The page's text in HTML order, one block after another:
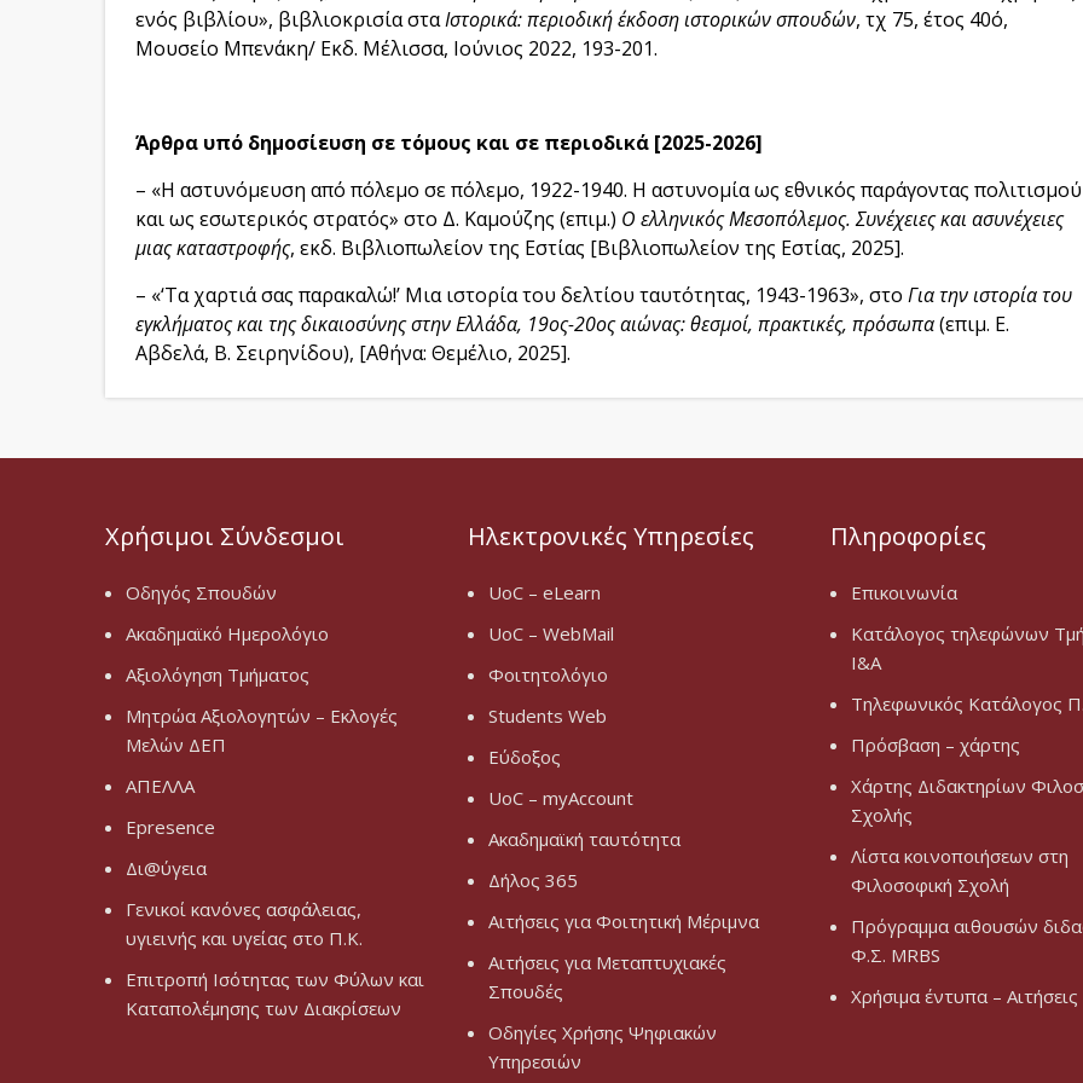
ενός βιβλίου», βιβλιοκρισία σταΙστορικά: περιοδική έκδοση ιστορικών σπουδών, τχ 75, έτος 40ό,
Μουσείο Μπενάκη/ Εκδ. Μέλισσα, Ιούνιος 2022, 193-201.
Άρθρα υπό δημοσίευση σε τόμους και σε περιοδικά [2025-2026]
– «Η αστυνόμευση από πόλεμο σε πόλεμο, 1922-1940. Η αστυνομία ως εθνικός παράγοντας πολιτισμού
και ως εσωτερικός στρατός» στο Δ. Καμούζης (επιμ.) Ο ελληνικός Μεσοπόλεμος. Συνέχειες και ασυνέχειες
μιας καταστροφής, εκδ. Βιβλιοπωλείον της Εστίας [Βιβλιοπωλείον της Εστίας, 2025].
– «‘Τα χαρτιά σας παρακαλώ!’ Μια ιστορία του δελτίου ταυτότητας, 1943-1963», στο Για την ιστορία του
εγκλήματος και της δικαιοσύνης στην Ελλάδα, 19ος-20ος αιώνας: θεσμοί, πρακτικές, πρόσωπα(επιμ. Ε.
Αβδελά, Β. Σειρηνίδου), [Αθήνα: Θεμέλιο, 2025].
Χρήσιμοι Σύνδεσμοι
Οδηγός Σπουδών
Ακαδημαϊκό Ημερολόγιο
Αξιολόγηση Τμήματος
Μητρώα Αξιολογητών – Εκλογές
Μελών ΔΕΠ
ΑΠΕΛΛΑ
Epresence
Δι@ύγεια
Γενικοί κανόνες ασφάλειας,
υγιεινής και υγείας στο Π.Κ.
Επιτροπή Ισότητας των Φύλων και
Καταπολέμησης των Διακρίσεων
Ηλεκτρονικές Υπηρεσίες
UoC – eLearn
UoC – WebMail
Φοιτητολόγιο
Students Web
Εύδοξος
UoC – myAccount
Ακαδημαϊκή ταυτότητα
Δήλος 365
Αιτήσεις για Φοιτητική Μέριμνα
Αιτήσεις για Μεταπτυχιακές
Σπουδές
Οδηγίες Χρήσης Ψηφιακών
Υπηρεσιών
Πληροφορίες
Επικοινωνία
Κατάλογος τηλεφώνων
Ι&Α
Τηλεφωνικός Κατάλογος
Πρόσβαση – χάρτης
Χάρτης Διδακτηρίων
Σχολής
Λίστα κοινοποιήσεων στη
Φιλοσοφική Σχολή
Πρόγραμμα αιθουσών
Φ.Σ. MRBS
Χρήσιμα έντυπα – Αιτήσεις